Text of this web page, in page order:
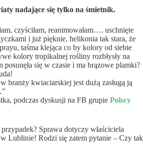
nadające się tylko na śmietnik.
czyściłam, reanimowałam…. uschnięte
i już pięknie, helikonia tak stara, że
taśma klejąca co by kolory od siebie
kolory tropikalnej rośliny rozbłysły na
się w czasie i ma brązowe plamki?
branży kwiaciarskiej jest dużą zasługą ją
podczas dyskusji na FB grupie Polscy
Sprawa dotyczy właściciela
Lublinie! Rodzi się zatem pytanie – Czy tak